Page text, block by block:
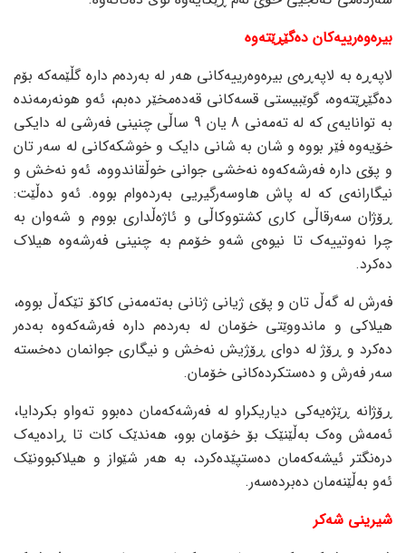
بیرەوەرییەکان دەگێڕێتەوە
لاپەڕە بە لاپەڕەی بیرەوەرییەکانی هەر لە بەردەم دارە گڵێمەکە بۆم
دەگێڕێتەوە، گوێبیستی قسەکانی قەدەمخێر دەبم، ئەو هونەرمەندە
بە توانایەی کە لە تەمەنی 8 یان 9 ساڵی چنینی فەرشی لە دایکی
خۆیەوە فێر بووە و شان بە شانی دایک و خوشکەکانی لە سەر تان
و پۆی دارە فەرشەکەوە نەخشی جوانی خوڵقاندووە، ئەو نەخش و
نیگارانەی کە لە پاش هاوسەرگیریی بەردەوام بووە. ئەو دەڵێت:
ڕۆژان سەرقاڵی کاری کشتووکاڵی و ئاژەڵداری بووم و شەوان بە
چرا نەوتییەک تا نیوەی شەو خۆمم بە چنینی فەرشەوە هیلاک
دەکرد.
فەرش لە گەڵ تان و پۆی ژیانی ژنانی بەتەمەنی کاکۆ تێکەڵ بووە،
هیلاکی و ماندووێتی خۆمان لە بەردەم دارە فەرشەکەوە بەدەر
دەکرد و ڕۆژ لە دوای ڕۆژیش نەخش و نیگاری جوانمان دەخستە
سەر فەرش و دەستکردەکانی خۆمان.
ڕۆژانە ڕێژەیەکی دیاریکراو لە فەرشەکەمان دەبوو تەواو بکردایا،
ئەمەش وەک بەڵێنێک بۆ خۆمان بوو، هەندێک کات تا ڕادەیەک
درەنگتر ئیشەکەمان دەستپێدەکرد، بە هەر شێواز و هیلاکبوونێک
ئەو بەڵێنەمان دەبردەسەر.
شیرینی شەکر